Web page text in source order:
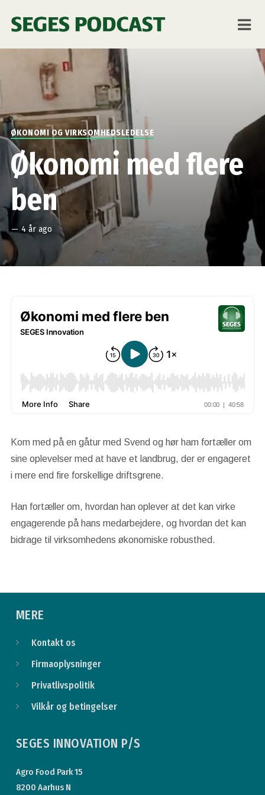
ØKONOMI OG VIRKSOMHEDSLEDELSE
Økonomi med flere
ben
— 4 år ago
Kom med på en gåtur med Svend og hør ham fortæller om
sine oplevelser med at have et landbrug, der er engageret
i mere end fire forskellige driftsgrene.
Han fortæller om, hvordan han oplever at det kan virke
engagerende på hans medarbejdere, og hvordan det kan
bidrage til virksomhedens økonomiske robusthed.
MERE
Kontakt os
Firmaoplysninger
Privatlivspolitik
Vilkår og betingelser
SEGES INNOVATION P/S
Agro Food Park 15
8200 Aarhus N